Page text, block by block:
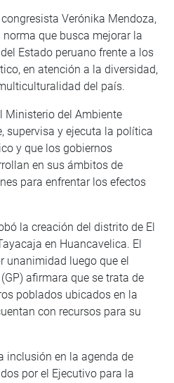
Verónika Mendoza,
que busca mejorar la
Estado peruano frente a los
en atención a la diversidad,
del país.
Ministerio del Ambiente
supervisa y ejecuta la política
y que los gobiernos
en sus ámbitos de
para enfrentar los efectos
la creación del distrito de El
en Huancavelica. El
unanimidad luego que el
afirmara que se trata de
poblados ubicados en la
con recursos para su
inclusión en la agenda de
por el Ejecutivo para la